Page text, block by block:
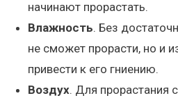
начинают прорастать.
Влажность. Без
не сможет прорасти, но и
привести к его гниению.
Воздух. Для прорастания